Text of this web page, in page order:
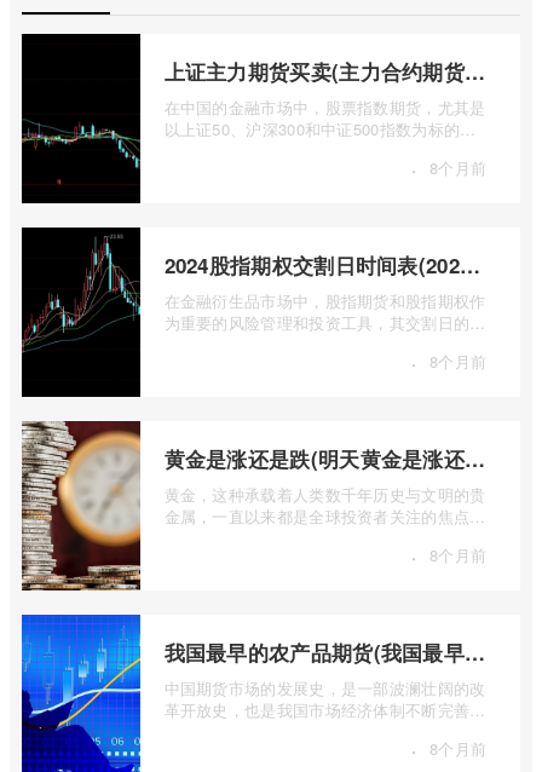
上证主力期货买卖(主力合约期货市场大盘)
在中国的金融市场中，股票指数期货，尤其是
以上证50、沪深300和中证500指数为标的的
· 8个月前
2024股指期权交割日时间表(2024股指期货交割日)
在金融衍生品市场中，股指期货和股指期权作
为重要的风险管理和投资工具，其交割日的设
· 8个月前
黄金是涨还是跌(明天黄金是涨还是跌)
黄金，这种承载着人类数千年历史与文明的贵
金属，一直以来都是全球投资者关注的焦点。
· 8个月前
我国最早的农产品期货(我国最早的农产品期货交易合约的品种是)
中国期货市场的发展史，是一部波澜壮阔的改
革开放史，也是我国市场经济体制不断完善的
· 8个月前